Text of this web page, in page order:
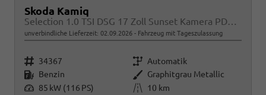
Skoda Kamiq
Selection 1.0 TSI DSG 17 Zoll Sunset Kamera PDC v+h
unverbindliche Lieferzeit: 02.09.2026 Fahrzeug mit Tageszulassung
Fahrzeugnr. 34367 Getriebe Automatik
Kraftstoff Benzin Außenfarbe Graphitgrau Metallic
Leistung 85 kW (116 PS) Kilometerstand
10 km